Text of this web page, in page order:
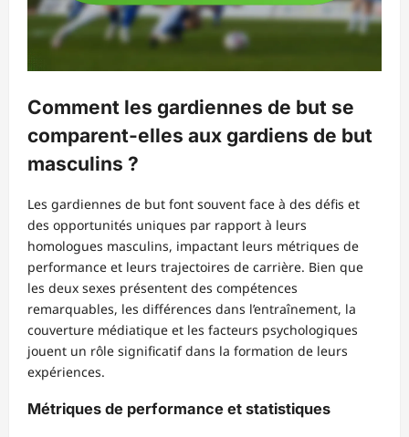
Comment les gardiennes de but se
comparent-elles aux gardiens de but
masculins ?
Les gardiennes de but font souvent face à des défis et
des opportunités uniques par rapport à leurs
homologues masculins, impactant leurs métriques de
performance et leurs trajectoires de carrière. Bien que
les deux sexes présentent des compétences
remarquables, les différences dans l’entraînement, la
couverture médiatique et les facteurs psychologiques
jouent un rôle significatif dans la formation de leurs
expériences.
Métriques de performance et statistiques